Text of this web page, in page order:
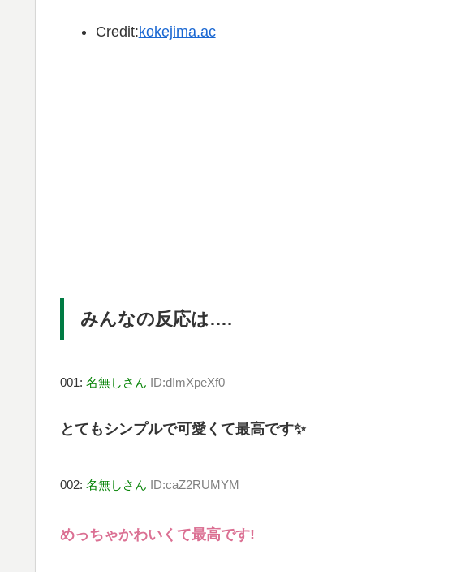
Credit:kokejima.ac
みんなの反応は….
001: 名無しさん ID:dImXpeXf0
とてもシンプルで可愛くて最高です✨
002: 名無しさん ID:caZ2RUMYM
めっちゃかわいくて最高です!